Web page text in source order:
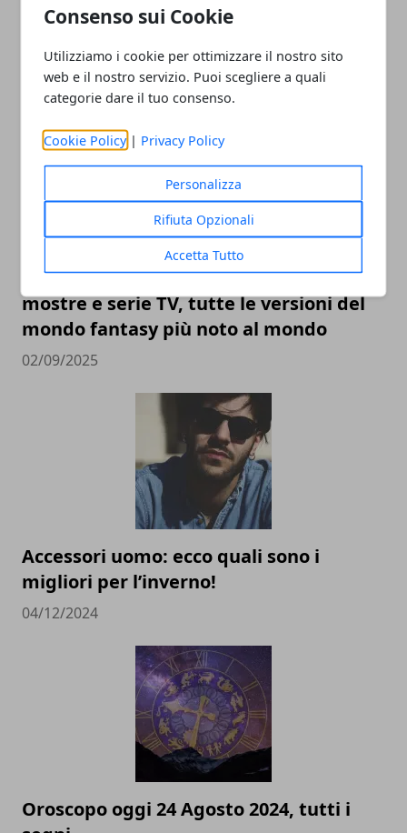
Consenso sui Cookie
Utilizziamo i cookie per ottimizzare il nostro sito
web e il nostro servizio. Puoi scegliere a quali
categorie dare il tuo consenso.
Cookie Policy | Privacy Policy
Personalizza
Rifiuta Opzionali
Accetta Tutto
ARTICOLI CORRELATI
L’universo Harry Potter: libri, film,
mostre e serie TV, tutte le versioni del
mondo fantasy più noto al mondo
02/09/2025
Accessori uomo: ecco quali sono i
migliori per l’inverno!
04/12/2024
Oroscopo oggi 24 Agosto 2024, tutti i